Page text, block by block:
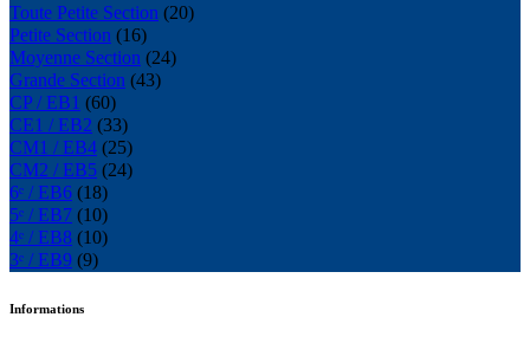
Toute Petite Section (20)
Petite Section (16)
Moyenne Section (24)
Grande Section (43)
CP / EB1 (60)
CE1 / EB2 (33)
CM1 / EB4 (25)
CM2 / EB5 (24)
6ᵉ / EB6 (18)
5ᵉ / EB7 (10)
4ᵉ / EB8 (10)
3ᵉ / EB9 (9)
Informations